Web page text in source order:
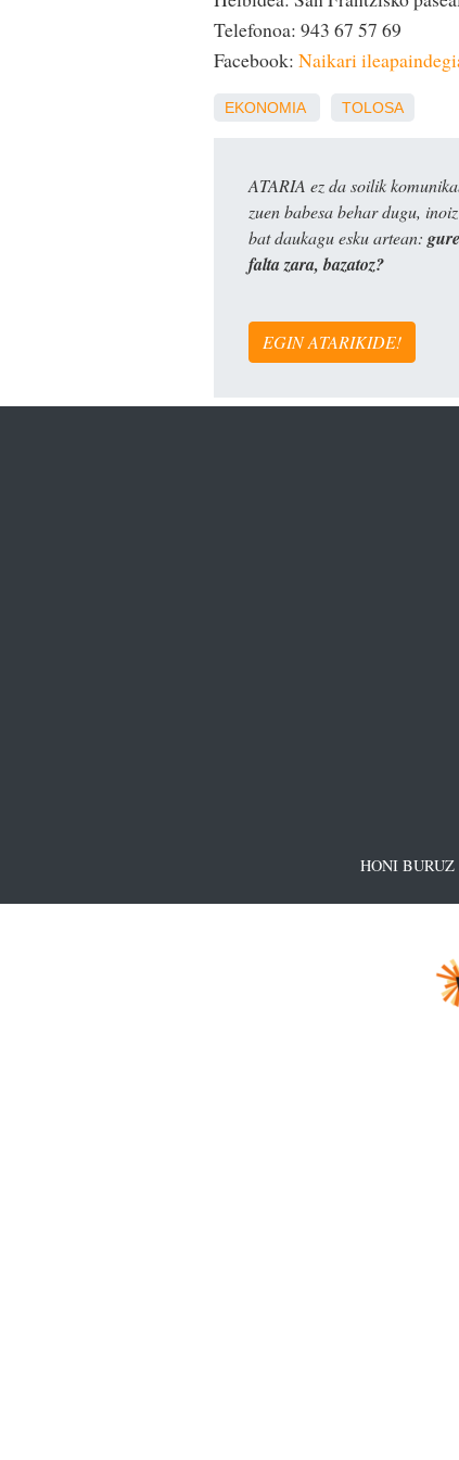
Telefonoa: 943 67 57 69
Facebook: Naikari
EKONOMIA TOLOSA
ATARIA ez da soilik
zuen babesa behar dugu,
bat daukagu esku artean:
falta zara, bazatoz?
EGIN ATARIKIDE!
HONI BURUZ